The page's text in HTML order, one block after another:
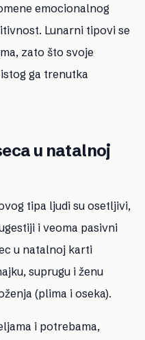
emocionalnog
Lunarni tipovi se
zato što svoje
ga trenutka
u natalnoj
tipa ljudi su osetljivi,
i veoma pasivni
u natalnoj karti
suprugu i ženu
(plima i oseka).
i potrebama,